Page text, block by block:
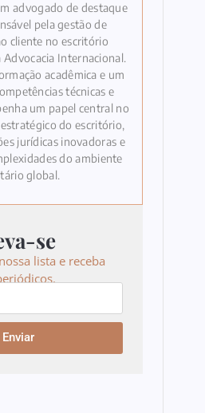
advogado de destaque
pela gestão de
cliente no escritório
Internacional.
acadêmica e um
técnicas e
um papel central no
do escritório,
jurídicas inovadoras e
do ambiente
global.
se
lista e receba
Enviar